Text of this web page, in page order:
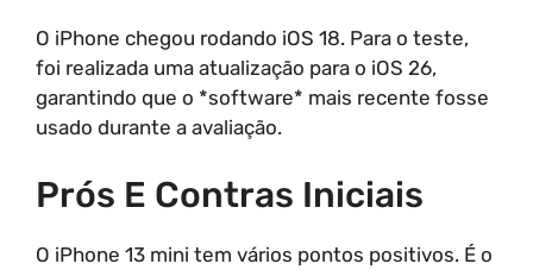
O iPhone chegou rodando iOS 18. Para o teste,
foi realizada uma atualização para o iOS 26,
garantindo que o *software* mais recente fosse
usado durante a avaliação.
Prós E Contras Iniciais
O iPhone 13 mini tem vários pontos positivos. É o